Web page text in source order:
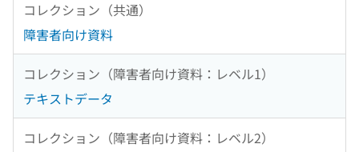
コレクション（共通）
障害者向け資料
コレクション（障害者向け資料：レベル1）
テキストデータ
コレクション（障害者向け資料：レベル2）